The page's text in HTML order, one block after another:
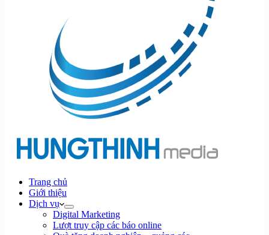
Trang chủ
Giới thiệu
Dịch vụ
Digital Marketing
Lượt truy cập các báo online